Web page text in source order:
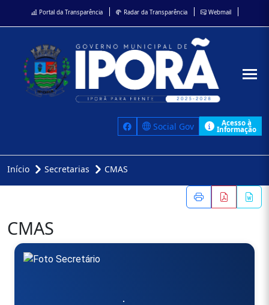
Portal da Transparência Radar da Transparência Webmail
Social Gov Acesso à
Informação
Início Secretarias CMAS
CMAS
.